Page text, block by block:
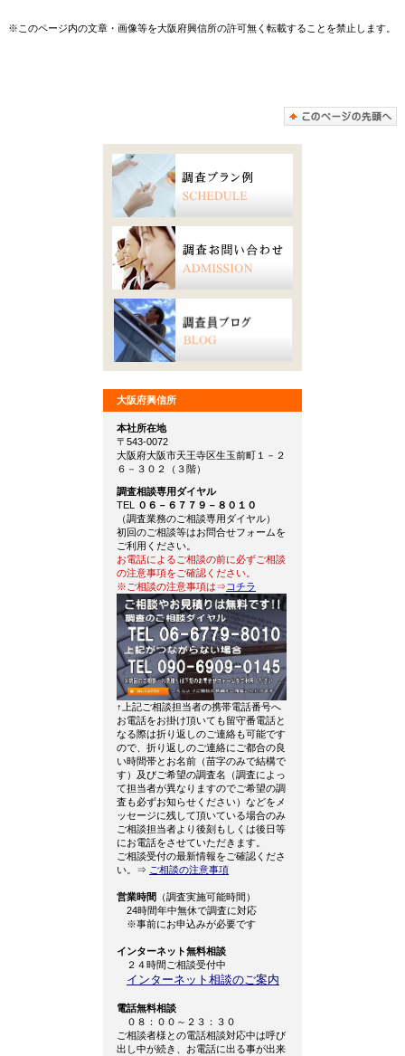
※このページ内の文章・画像等を大阪府興信所の許可無く転載することを禁止します。
大阪府興信所
本社所在地
〒543-0072
大阪府大阪市天王寺区生玉前町１－２
６－３０２（３階）
調査相談専用ダイヤル
TEL ０６－６７７９－８０１０
（調査業務のご相談専用ダイヤル）
初回のご相談等はお問合せフォームを
ご利用ください。
お電話によるご相談の前に必ずご相談
の注意事項をご確認ください。
※ご相談の注意事項は⇒コチラ
↑上記ご相談担当者の携帯電話番号へ
お電話をお掛け頂いても留守番電話と
なる際は折り返しのご連絡も可能です
ので、折り返しのご連絡にご都合の良
い時間帯とお名前（苗字のみで結構で
す）及びご希望の調査名（調査によっ
て担当者が異なりますのでご希望の調
査も必ずお知らせください）などをメ
ッセージに残して頂いている場合のみ
ご相談担当者より後刻もしくは後日等
にお電話をさせていただきます。
ご相談受付の最新情報をご確認くださ
い。⇒ ご相談の注意事項
営業時間 （調査実施可能時間）
24時間年中無休で調査に対応
※事前にお申込みが必要です
インターネット無料相談
２４時間ご相談受付中
インターネット相談のご案内
電話無料相談
０８：００～２３：３０
ご相談者様との電話相談対応中は呼び
出し中が続き、お電話に出る事が出来